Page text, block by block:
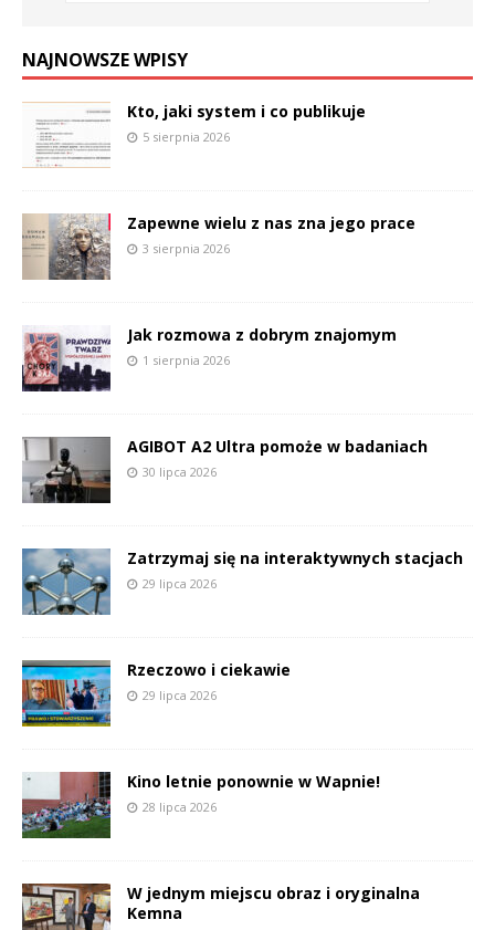
NAJNOWSZE WPISY
Kto, jaki system i co publikuje
5 sierpnia 2026
Zapewne wielu z nas zna jego prace
3 sierpnia 2026
Jak rozmowa z dobrym znajomym
1 sierpnia 2026
AGIBOT A2 Ultra pomoże w badaniach
30 lipca 2026
Zatrzymaj się na interaktywnych stacjach
29 lipca 2026
Rzeczowo i ciekawie
29 lipca 2026
Kino letnie ponownie w Wapnie!
28 lipca 2026
W jednym miejscu obraz i oryginalna
Kemna